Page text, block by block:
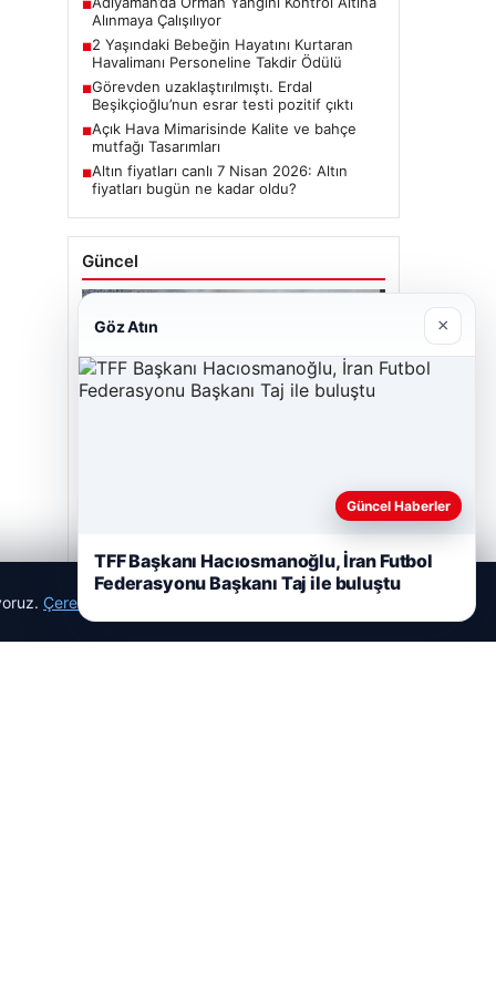
■
Alınmaya Çalışılıyor
■2 Yaşındaki Bebeğin Hayatını Kurtaran
Havalimanı Personeline Takdir Ödülü
■Görevden uzaklaştırılmıştı. Erdal
Beşikçioğlu’nun esrar testi pozitif çıktı
■Açık Hava Mimarisinde Kalite ve bahçe
mutfağı Tasarımları
■Altın fiyatları canlı 7 Nisan 2026: Altın
fiyatları bugün ne kadar oldu?
Güncel
06/08/2026
05/08/2026
2 Yaşındaki Bebeğin Hayatını Kurtaran
Çerez Politikamız
Göz Atın ×
Güncel Haberler
TFF Başkanı Hacıosmanoğlu, İran Futbol
Federasyonu Başkanı Taj ile buluştu